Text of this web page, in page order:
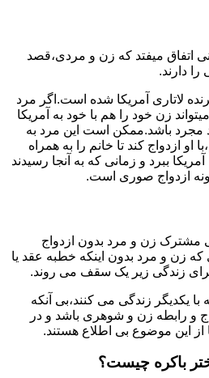
اتفاق میفتد که زن و مردی،قصد
دارند.
لاتاری آمریکا شده است.اگر مرد
زن خود را هم با خود به آمریکا
باشد.ممکن است این مرد به
ازدواج کند تا خانم را به همراه
ببرد و زمانی که به آنجا رسیدند
ازدواج صوری است.
مشترک زن و مرد بدون ازدواج
زن و مرد بدون اینکه خطبه عقد یا
زندگی زیر یک سقف می روند.
یکدیگر زندگی می کنند،بی آنکه
و رابطه زن و شوهری باشد و در
از این موضوع بی اطلاع هستند.
باکره چیست؟